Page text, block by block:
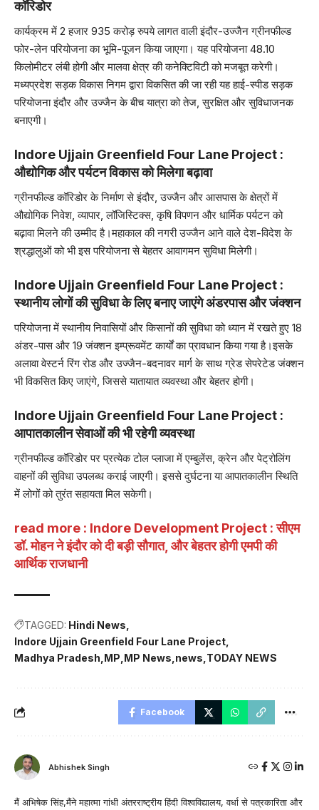
कॉरिडोर
कार्यक्रम में 2 हजार 935 करोड़ रुपये लागत वाली इंदौर-उज्जैन ग्रीनफील्ड
फोर-लेन परियोजना का भूमि-पूजन किया जाएगा। यह परियोजना 48.10
किलोमीटर लंबी होगी और मालवा क्षेत्र की कनेक्टिविटी को मजबूत करेगी।
मध्यप्रदेश सड़क विकास निगम द्वारा विकसित की जा रही यह हाई-स्पीड सड़क
परियोजना इंदौर और उज्जैन के बीच यात्रा को तेज, सुरक्षित और सुविधाजनक
बनाएगी।
Indore Ujjain Greenfield Four Lane Project :
औद्योगिक और पर्यटन विकास को मिलेगा बढ़ावा
ग्रीनफील्ड कॉरिडोर के निर्माण से इंदौर, उज्जैन और आसपास के क्षेत्रों में
औद्योगिक निवेश, व्यापार, लॉजिस्टिक्स, कृषि विपणन और धार्मिक पर्यटन को
बढ़ावा मिलने की उम्मीद है।महाकाल की नगरी उज्जैन आने वाले देश-विदेश के
श्रद्धालुओं को भी इस परियोजना से बेहतर आवागमन सुविधा मिलेगी।
Indore Ujjain Greenfield Four Lane Project :
स्थानीय लोगों की सुविधा के लिए बनाए जाएंगे अंडरपास और जंक्शन
परियोजना में स्थानीय निवासियों और किसानों की सुविधा को ध्यान में रखते हुए 18
अंडर-पास और 19 जंक्शन इम्प्रूवमेंट कार्यों का प्रावधान किया गया है।इसके
अलावा वेस्टर्न रिंग रोड और उज्जैन-बदनावर मार्ग के साथ ग्रेड सेपरेटेड जंक्शन
भी विकसित किए जाएंगे, जिससे यातायात व्यवस्था और बेहतर होगी।
Indore Ujjain Greenfield Four Lane Project :
आपातकालीन सेवाओं की भी रहेगी व्यवस्था
ग्रीनफील्ड कॉरिडोर पर प्रत्येक टोल प्लाजा में एम्बुलेंस, क्रेन और पेट्रोलिंग
वाहनों की सुविधा उपलब्ध कराई जाएगी। इससे दुर्घटना या आपातकालीन स्थिति
में लोगों को तुरंत सहायता मिल सकेगी।
read more : Indore Development Project : सीएम
डॉ. मोहन ने इंदौर को दी बड़ी सौगात, और बेहतर होगी एमपी की
आर्थिक राजधानी
TAGGED: Hindi News
Indore Ujjain Greenfield Four Lane Project
Madhya Pradesh MP MP News news TODAY NEWS
Facebook
Abhishek Singh
मैं अभिषेक सिंह,मैंने महात्मा गांधी अंतरराष्ट्रीय हिंदी विश्वविद्यालय, वर्धा से पत्रकारिता और